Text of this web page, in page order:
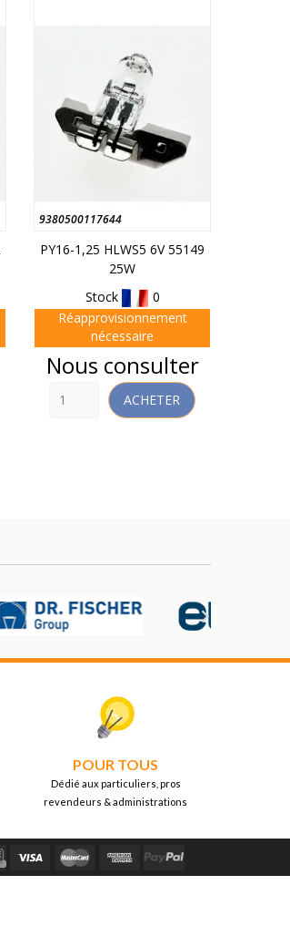
9380500117644
PY16-1,25 HLWS5 6V 55149
25W
Stock
0
Réapprovisionnement
nécessaire
Prix
Nous consulter
ACHETER

POUR TOUS
Dédié aux particuliers, pros
revendeurs & administrations